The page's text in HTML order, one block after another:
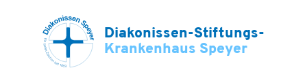
Diakonissen-Stiftungs-
Krankenhaus Speyer